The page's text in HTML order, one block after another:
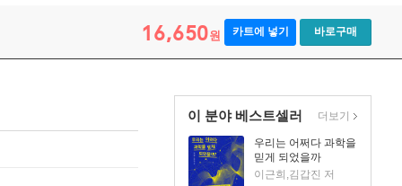
16,650원 카트에 넣기 바로구매
이 분야 베스트셀러
우리는 어쩌다 과학을
믿게 되었을까
이근희,김갑진 저
더보기